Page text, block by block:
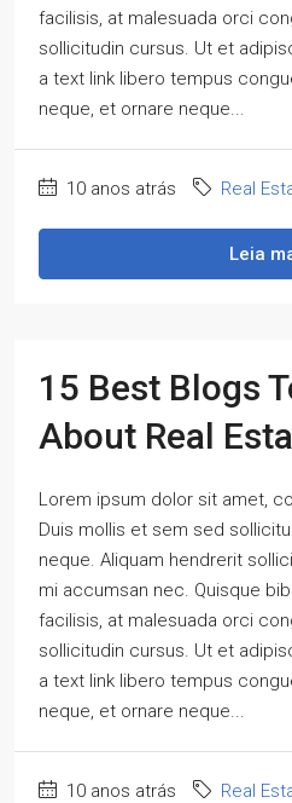
facilisis, at malesuada orci
sollicitudin cursus. Ut et
a text link libero tempus
neque, et ornare neque...
10 anos atrás Real
Leia
15 Best Blogs
About Real
Lorem ipsum dolor sit amet,
Duis mollis et sem sed
neque. Aliquam hendrerit
mi accumsan nec. Quisque
facilisis, at malesuada orci
sollicitudin cursus. Ut et
a text link libero tempus
neque, et ornare neque...
10 anos atrás Real